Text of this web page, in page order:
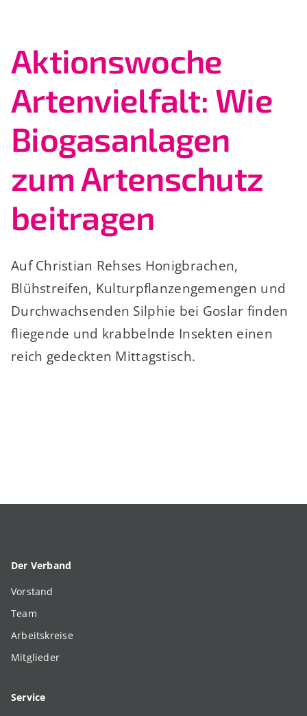
Aktionswoche
Artenvielfalt: Wie
Biogasanlagen
zum Artenschutz
beitragen
Auf Christian Rehses Honigbrachen,
Blühstreifen, Kulturpflanzengemengen und
Durchwachsenden Silphie bei Goslar finden
fliegende und krabbelnde Insekten einen
reich gedeckten Mittagstisch.
Der Verband
Vorstand
Team
Arbeitskreise
Mitglieder
Service